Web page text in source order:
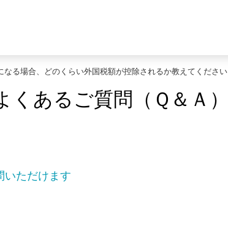
る場合、どのくらい外国税額が控除されるか教えてください
くあるご質問（Ｑ＆Ａ）
ただけます